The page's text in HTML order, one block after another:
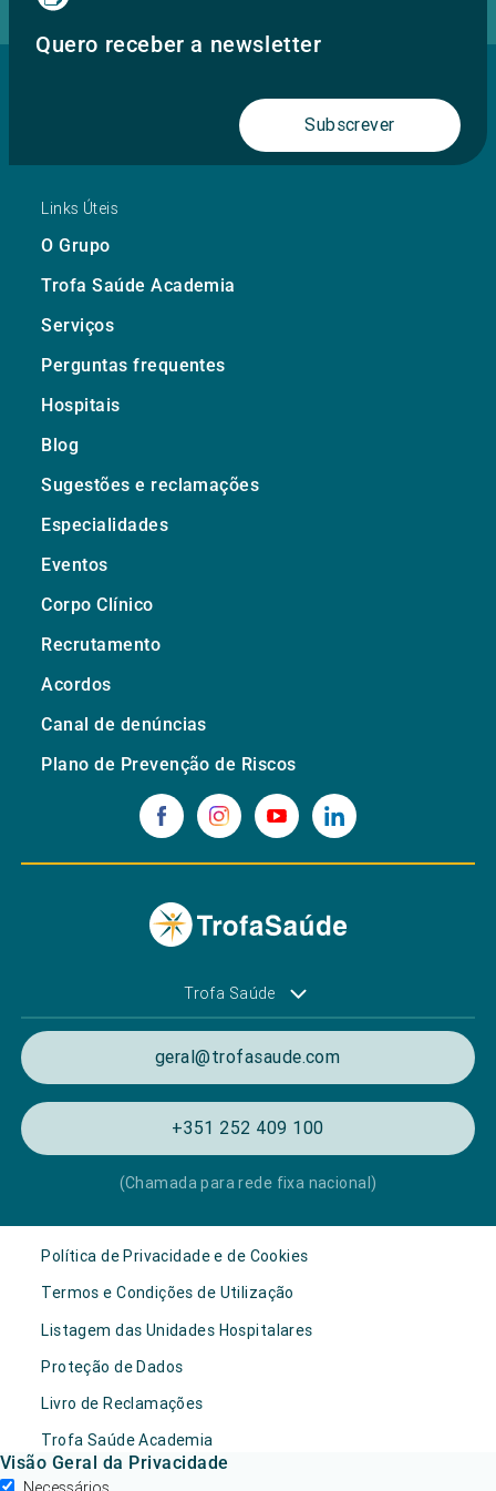
Quero receber a newsletter
Subscrever
Links Úteis
O Grupo
Trofa Saúde Academia
Serviços
Perguntas frequentes
Hospitais
Blog
Sugestões e reclamações
Especialidades
Eventos
Corpo Clínico
Recrutamento
Acordos
Canal de denúncias
Plano de Prevenção de Riscos
Trofa Saúde
geral@trofasaude.com
+351 252 409 100
(Chamada para rede fixa nacional)
Política de Privacidade e de Cookies
Termos e Condições de Utilização
Listagem das Unidades Hospitalares
Proteção de Dados
Livro de Reclamações
Trofa Saúde Academia
Visão Geral da Privacidade